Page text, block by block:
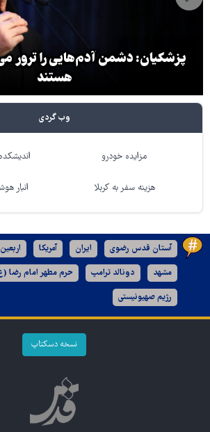
پزشکیان: دشمن آدم‌هایی را ترور
هستند
وب گردی
مزایده خودرو
هزینه سفر به کربلا انبار
آستان قدس رضوی ایران آمریکا
مشهد دونالد ترامپ حرم مطهر امام رضا
رژیم صهیونیستی
نسخه دسکتاپ